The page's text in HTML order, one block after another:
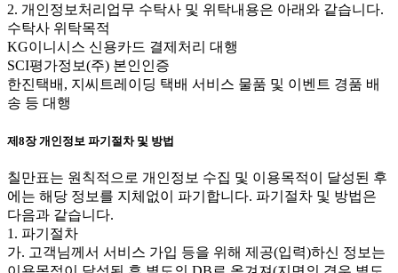
2. 개인정보처리업무 수탁사 및 위탁내용은 아래와 같습니다.
수탁사 위탁목적
KG이니시스 신용카드 결제처리 대행
SCI평가정보(주) 본인인증
한진택배, 지씨트레이딩 택배 서비스 물품 및 이벤트 경품 배
송 등 대행
제8장 개인정보 파기절차 및 방법
칠만표는 원칙적으로 개인정보 수집 및 이용목적이 달성된 후
에는 해당 정보를 지체없이 파기합니다. 파기절차 및 방법은
다음과 같습니다.
1. 파기절차
가. 고객님께서 서비스 가입 등을 위해 제공(입력)하신 정보는